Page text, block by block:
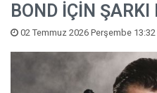
BOND İÇİN
02 Temmuz 2026 Perşembe 13:32